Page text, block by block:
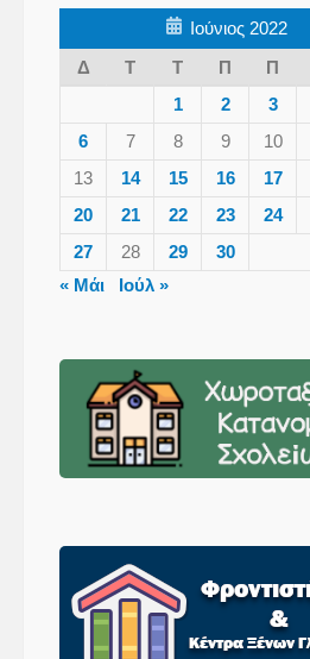
Ιούνιος 2022
Δ
Τ Τ Π Π
1
2 3
6
7 8 9 10
13
14 15 16 17
20
21 22 23 24
27
28 29
30
« Μάι
Ιούλ »